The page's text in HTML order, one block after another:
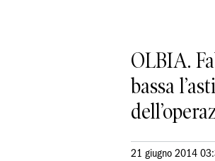
OLBIA.
bassa
21 giugno 2014